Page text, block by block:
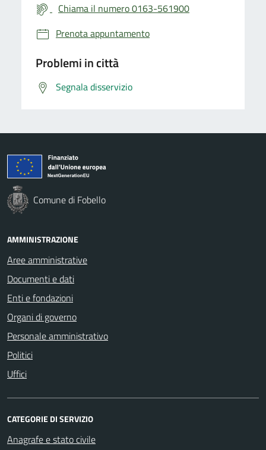
Chiama il numero 0163-561900
Prenota appuntamento
Problemi in città
Segnala disservizio
Comune di Fobello
AMMINISTRAZIONE
Aree amministrative
Documenti e dati
Enti e fondazioni
Organi di governo
Personale amministrativo
Politici
Uffici
CATEGORIE DI SERVIZIO
Anagrafe e stato civile